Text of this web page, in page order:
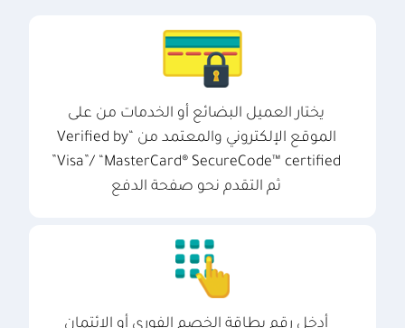
يختار العميل البضائع أو الخدمات من على
الموقع الإلكتروني والمعتمد من “Verified by
Visa”/ “MasterCard® SecureCode™ certified”
ثم التقدم نحو صفحة الدفع
أدخل رقم بطاقة الخصم الفوري أو الائتمان